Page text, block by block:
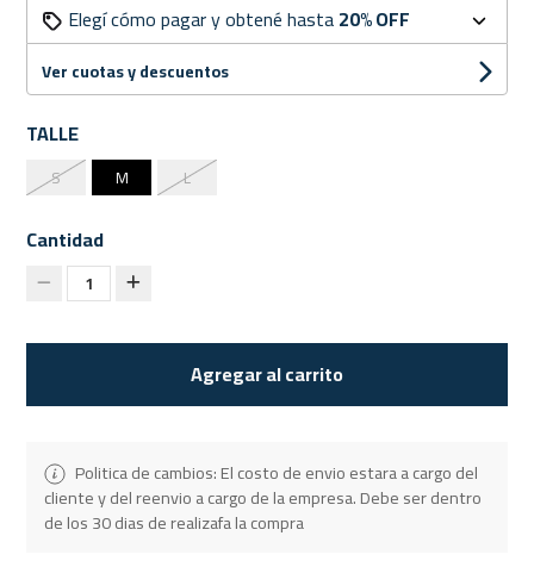
Elegí cómo pagar y obtené hasta20% OFF
Ver cuotas y descuentos
TALLE
S M L
Cantidad
1
Agregar al carrito
Politica de cambios: El costo de envio estara a cargo del
cliente y del reenvio a cargo de la empresa. Debe ser dentro
de los 30 dias de realizafa la compra